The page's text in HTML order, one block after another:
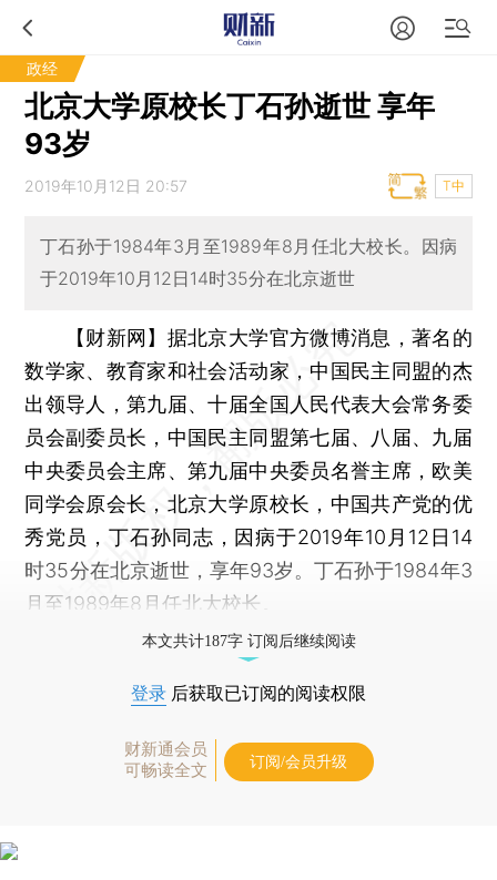
政经
北京大学原校长丁石孙逝世 享年
93岁
2019年10月12日 20:57 T中
丁石孙于1984年3月至1989年8月任北大校长。因病
于2019年10月12日14时35分在北京逝世
【财新网】 据北京大学官方微博消息，著名的
数学家、教育家和社会活动家，中国民主同盟的杰
出领导人，第九届、十届全国人民代表大会常务委
员会副委员长，中国民主同盟第七届、八届、九届
中央委员会主席、第九届中央委员名誉主席，欧美
同学会原会长，北京大学原校长，中国共产党的优
秀党员，丁石孙同志，因病于2019年10月12日14
时35分在北京逝世，享年93岁。丁石孙于1984年3
月至1989年8月任北大校长。
本文共计187字 订阅后继续阅读
登录 后获取已订阅的阅读权限
财新通会员
可畅读全文
订阅/会员升级